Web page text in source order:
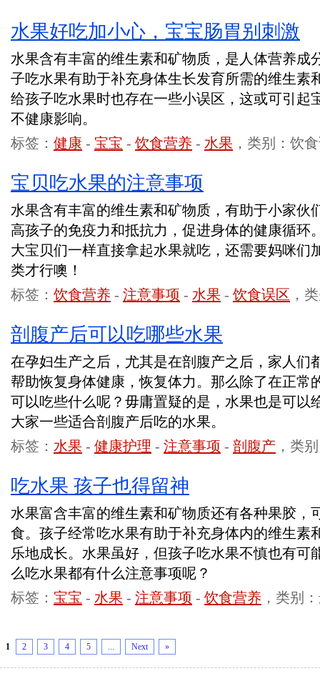
水果好吃加小心，宝宝肠胃别刺激
水果含有丰富的维生素和矿物质，是人体营养成
子吃水果有助于补充身体生长发育所需的维生素
给孩子吃水果时也存在一些小误区，这或可引起
不健康影响。
标签： 健康 - 宝宝 - 饮食营养 - 水果 ，类别：饮
宝贝吃水果的注意事项
水果含有丰富的维生素和矿物质，有助于小家伙
高孩子的免疫力和抵抗力，促进身体的健康循环
大宝贝们一样直接拿起水果就吃，还需要妈咪们
类才行噢！
标签： 饮食营养 - 注意事项 - 水果 - 饮食误区 ，
剖腹产后可以吃哪些水果
在孕妇生产之后，尤其是在剖腹产之后，家人们
帮助恢复身体健康，恢复体力。那么除了在正常
可以吃些什么呢？毋庸置疑的是，水果也是可以
大家一些适合剖腹产后吃的水果。
标签： 水果 - 健康护理 - 注意事项 - 剖腹产 ，类
吃水果 孩子也得留神
水果富含丰富的维生素和矿物质还有各种果胶，
食。孩子经常吃水果有助于补充身体内的维生素
乐地成长。水果虽好，但孩子吃水果不慎也有可
么吃水果都有什么注意事项呢？
标签： 宝宝 - 水果 - 注意事项 - 饮食营养 ，类别
1 2 3 4 5 ... Next »